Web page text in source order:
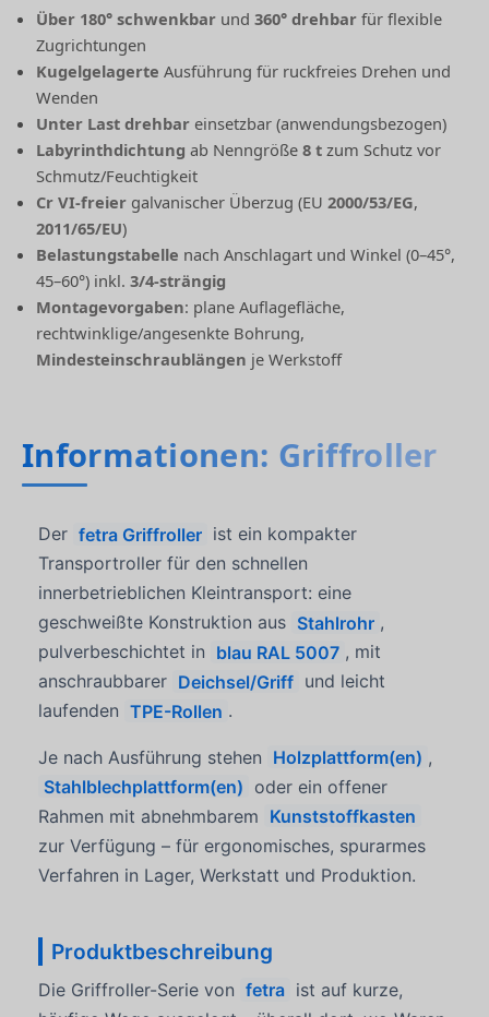
Über 180° schwenkbar und360° drehbar für flexible
Zugrichtungen
Kugelgelagerte Ausführung für ruckfreies Drehen und
Wenden
Unter Last drehbar einsetzbar (anwendungsbezogen)
Labyrinthdichtung ab Nenngröße8 t zum Schutz vor
Schmutz/Feuchtigkeit
Cr VI-freier galvanischer Überzug (EU2000/53/EG,
2011/65/EU)
Belastungstabelle nach Anschlagart und Winkel (0–45°,
45–60°) inkl.3/4-strängig
Montagevorgaben: plane Auflagefläche,
rechtwinklige/angesenkte Bohrung,
Mindesteinschraublängen je Werkstoff
Informationen: Griffroller
Der fetra Griffroller ist ein kompakter
Transportroller für den schnellen
innerbetrieblichen Kleintransport: eine
geschweißte Konstruktion aus Stahlrohr ,
pulverbeschichtet in blau RAL 5007 , mit
anschraubbarer Deichsel/Griff und leicht
laufenden TPE-Rollen .
Je nach Ausführung stehen Holzplattform(en) ,
Stahlblechplattform(en) oder ein offener
Rahmen mit abnehmbarem Kunststoffkasten
zur Verfügung – für ergonomisches, spurarmes
Verfahren in Lager, Werkstatt und Produktion.
Produktbeschreibung
Die Griffroller-Serie von fetra ist auf kurze,